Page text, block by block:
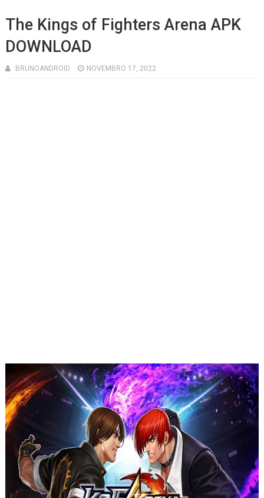
The Kings of Fighters Arena APK
DOWNLOAD
BRUNOANDROID NOVEMBRO 17, 2022